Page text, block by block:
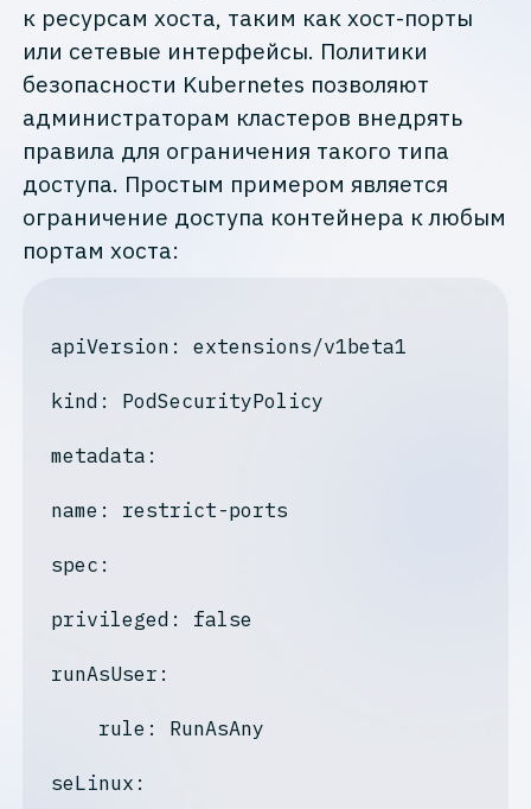
к ресурсам хоста, таким как хост-порты
или сетевые интерфейсы. Политики
безопасности Kubernetes позволяют
администраторам кластеров внедрять
правила для ограничения такого типа
доступа. Простым примером является
ограничение доступа контейнера к любым
портам хоста:
apiVersion : extensions/v1beta1
kind : PodSecurityPolicy
metadata:
name: restrict-ports
spec:
privileged: false
runAsUser:
seLinux: